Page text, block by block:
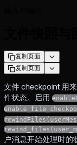
复制页面
复制页面
文件 checkpoint 用
件状态。启用
户消息开始处理时的